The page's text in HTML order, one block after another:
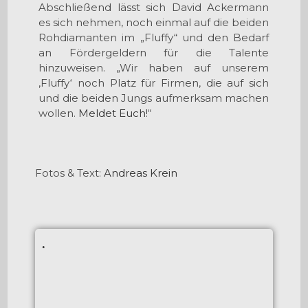
Abschließend lässt sich David Ackermann
es sich nehmen, noch einmal auf die beiden
Rohdiamanten im „Fluffy“ und den Bedarf
an Fördergeldern für die Talente
hinzuweisen. „Wir haben auf unserem
‚Fluffy‘ noch Platz für Firmen, die auf sich
und die beiden Jungs aufmerksam machen
wollen. Meldet Euch!“
Fotos & Text:Andreas Krein
.